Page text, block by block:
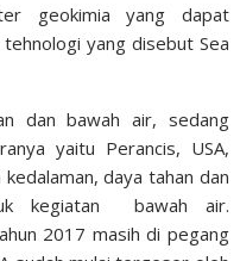
geokimia yang dapat
yang disebut Sea
dan bawah air, sedang
yaitu Perancis, USA,
kedalaman, daya tahan dan
kegiatan bawah air.
2017 masih di pegang